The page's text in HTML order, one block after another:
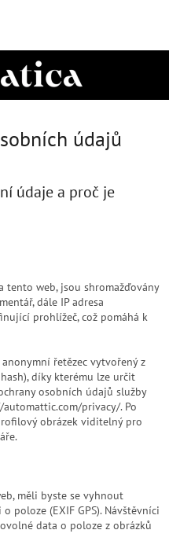
údajů
údaje a proč je
web, jsou shromažďovány
dále IP adresa
prohlížeč, což pomáhá k
řetězec vytvořený z
díky kterému lze určit
osobních údajů služby
privacy/. Po
obrázek viditelný pro
měli byste se vyhnout
poloze (EXIF GPS). Návštěvníci
data o poloze z obrázků